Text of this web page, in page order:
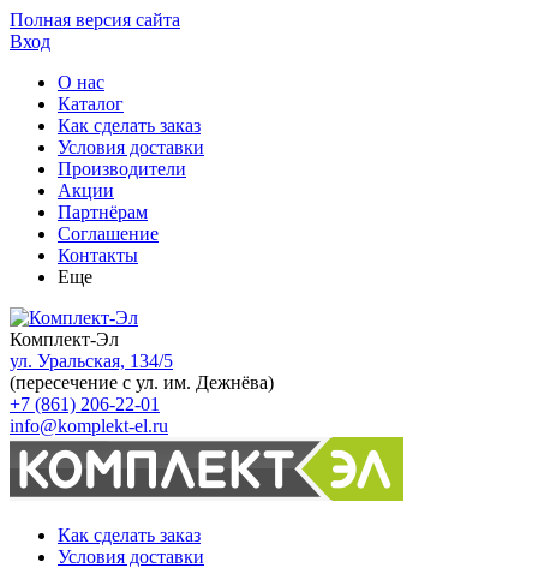
Полная версия сайта
Вход
О нас
Каталог
Как сделать заказ
Условия доставки
Производители
Акции
Партнёрам
Соглашение
Контакты
Еще
Комплект-Эл
ул. Уральская, 134/5
(пересечение с ул. им. Дежнёва)
+7 (861) 206-22-01
info@komplekt-el.ru
Как сделать заказ
Условия доставки